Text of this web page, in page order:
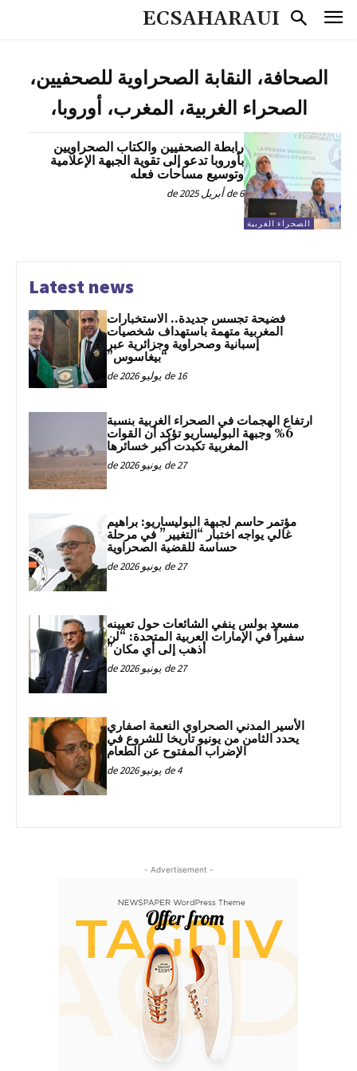
ECSAHARAUI
الصحافة، النقابة الصحراوية للصحفيين،
الصحراء الغربية، المغرب، أوروبا،
الصحراء الغربية
رابطة الصحفيين والكتاب الصحراويين
بأوروبا تدعو إلى تقوية الجبهة الإعلامية
وتوسيع مساحات فعله
6 de أبريل de 2025
Latest news
فضيحة تجسس جديدة.. الاستخبارات
المغربية متهمة باستهداف شخصيات
إسبانية وصحراوية وجزائرية عبر
“بيغاسوس”
16 de يوليو de 2026
ارتفاع الهجمات في الصحراء الغربية بنسبة
6% وجبهة البوليساريو تؤكد أن القوات
المغربية تكبدت أكبر خسائرها
27 de يونيو de 2026
مؤتمر حاسم لجبهة البوليساريو: براهيم
غالي يواجه اختبار “التغيير” في مرحلة
حساسة للقضية الصحراوية
27 de يونيو de 2026
مسعد بولس ينفي الشائعات حول تعيينه
سفيراً في الإمارات العربية المتحدة: “لن
أذهب إلى أي مكان”
27 de يونيو de 2026
الأسير المدني الصحراوي النعمة اصفاري
يحدد الثامن من يونيو تاريخا للشروع في
الإضراب المفتوح عن الطعام
4 de يونيو de 2026
- Advertisement -